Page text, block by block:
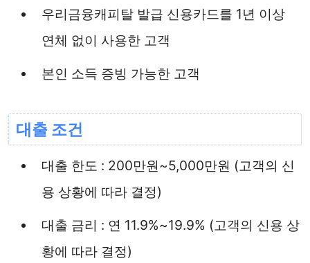
우리금융캐피탈 발급 신용카드를 1년 이상
연체 없이 사용한 고객
본인 소득 증빙 가능한 고객
대출 조건
대출 한도 : 200만원~5,000만원 (고객의 신
용 상황에 따라 결정)
대출 금리 : 연 11.9%~19.9% (고객의 신용 상
황에 따라 결정)